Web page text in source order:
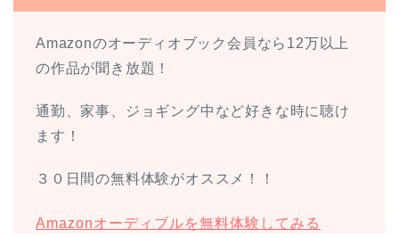
Amazonのオーディオブック会員なら12万以上
の作品が聞き放題！
通勤、家事、ジョギング中など好きな時に聴け
ます！
３０日間の無料体験がオススメ！！
Amazonオーディブルを無料体験してみる